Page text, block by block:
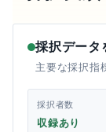
採択データ
主要な採択指
採択者数
収録あり